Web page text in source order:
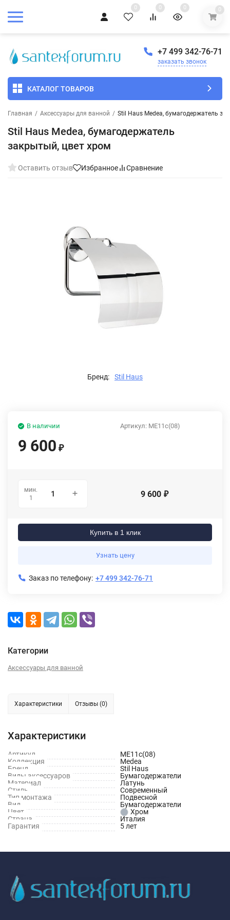
0 0 0 0
+7 499 342-76-71
заказать звонок
КАТАЛОГ ТОВАРОВ
Главная / Аксессуары для ванной / Stil Haus Medea, бумагодержатель
Stil Haus Medea, бумагодержатель
закрытый, цвет хром
Оставить отзыв Избранное Сравнение
Бренд: Stil Haus
Артикул: ME11c(08)
В наличии
9 600 ₽
мин.
1
9 600 ₽
Купить в 1 клик
Узнать цену
Заказ по телефону: +7 499 342-76-71
Категории
Аксессуары для ванной
Характеристики Отзывы (0)
Характеристики
Артикул
ME11c(08)
Коллекция
Medea
Бренд
Stil Haus
Виды аксессуаров
Бумагодержатели
Материал
Латунь
Стиль
Современный
Тип монтажа
Подвесной
Вид
Бумагодержатели
Цвет
Хром
Страна
Италия
Гарантия
5 лет